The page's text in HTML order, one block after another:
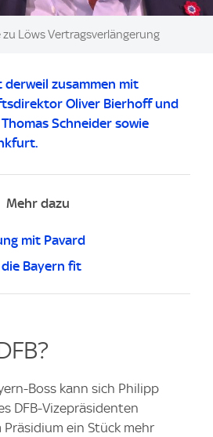
Löws Vertragsverlängerung
derweil zusammen mit
Oliver Bierhoff und
Schneider sowie
Mehr dazu
mit Pavard
Bayern fit
Boss kann sich Philipp
DFB-Vizepräsidenten
ein Stück mehr